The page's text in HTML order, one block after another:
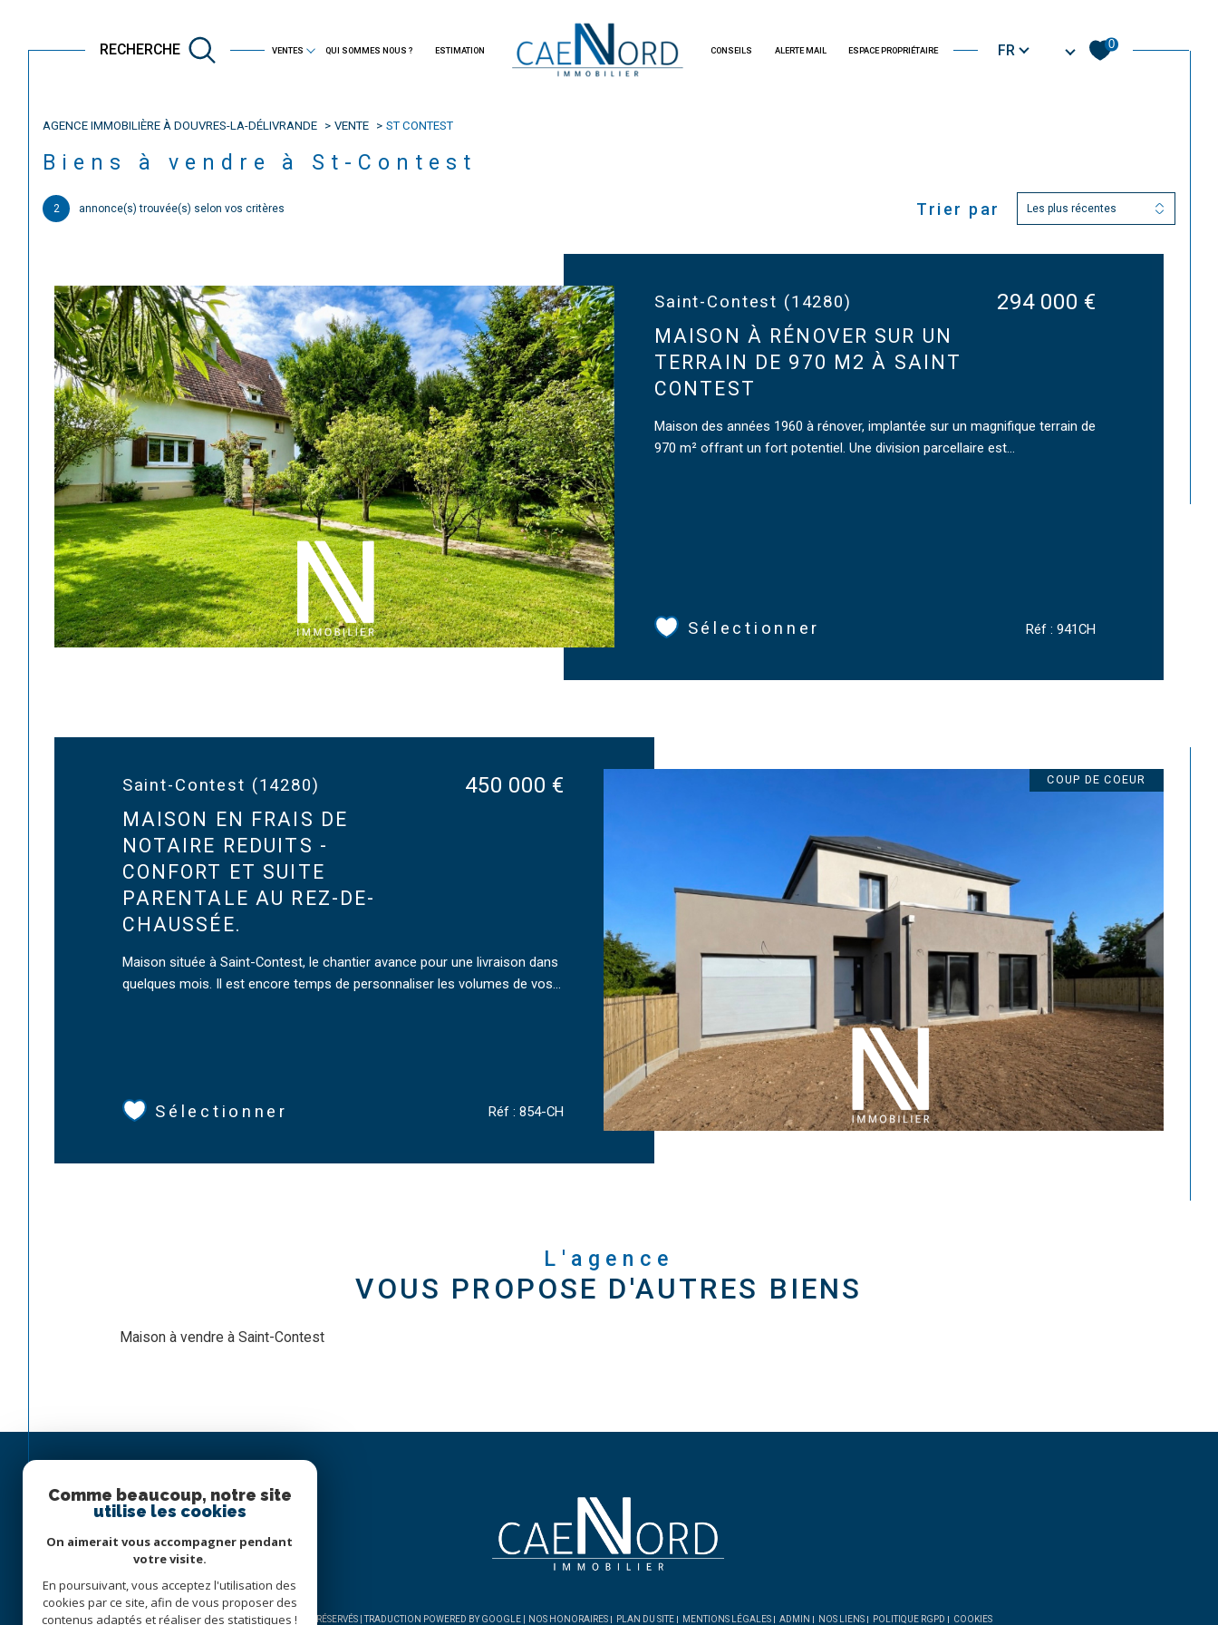
VENTES
immobilier professionnel immobilier d'habitation immobilier neuf
QUI SOMMES NOUS ? ESTIMATION CONSEILS ALERTE MAIL ESPACE PROPRIÉTAIRE
RECHERCHE Langue
FR 0
Acheter
de l'ancien
Estimer
TYPE DE BIEN Filtrer
AGENCE IMMOBILIÈRE À DOUVRES-LA-DÉLIVRANDE VENTE ST CONTEST
Biens à vendre à St-Contest
2 annonce(s) trouvée(s) selon vos critères Trier par Les plus récentes
Saint-Contest (14280)
MAISON À RÉNOVER SUR UN
TERRAIN DE 970 M2 À SAINT
CONTEST
294 000 €
Maison des années 1960 à rénover, implantée sur un magnifique terrain de
970 m² offrant un fort potentiel. Une division parcellaire est...
Sélectionner Réf : 941CH
Saint-Contest (14280)
MAISON EN FRAIS DE
NOTAIRE REDUITS -
CONFORT ET SUITE
PARENTALE AU REZ-DE-
CHAUSSÉE.
450 000 €
Maison située à Saint-Contest, le chantier avance pour une livraison dans
quelques mois. Il est encore temps de personnaliser les volumes de vos...
Sélectionner Réf : 854-CH
COUP DE COEUR
L'agence
VOUS PROPOSE D'AUTRES BIENS
Maison à vendre à Saint-Contest
© 2026 | TOUS DROITS RÉSERVÉS | TRADUCTION POWERED BY GOOGLE | NOS HONORAIRES PLAN DU SITE MENTIONS LÉGALES ADMIN NOS LIENS POLITIQUE RGPD COOKIES
Comme beaucoup, notre site
utilise les cookies
On aimerait vous accompagner pendant
votre visite.
En poursuivant, vous acceptez l'utilisation des
cookies par ce site, afin de vous proposer des
contenus adaptés et réaliser des statistiques !